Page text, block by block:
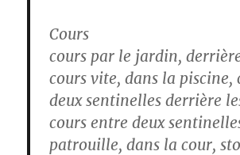
Cours
cours par le jardin,
cours vite, dans la piscine,
deux sentinelles derrière
cours entre deux
patrouille, dans la cour,